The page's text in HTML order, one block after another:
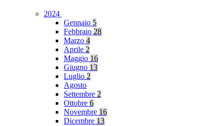
2024
Gennaio 5
Febbraio 28
Marzo 4
Aprile 2
Maggio 16
Giugno 13
Luglio 2
Agosto
Settembre 2
Ottobre 6
Novembre 16
Dicembre 13